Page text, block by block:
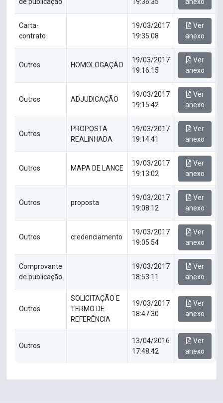
Carta-
contrato
19/03/2017
19:35:08
Ver
anexo
Outros HOMOLOGAÇÃO
19/03/2017
19:16:15
Ver
anexo
Outros ADJUDICAÇÃO
19/03/2017
19:15:42
Ver
anexo
Outros
PROPOSTA
REALINHADA
19/03/2017
19:14:41
Ver
anexo
Outros MAPA DE LANCE
19/03/2017
19:13:02
Ver
anexo
Outros proposta
19/03/2017
19:08:12
Ver
anexo
Outros credenciamento
19/03/2017
19:05:54
Ver
anexo
Comprovante
de publicação
19/03/2017
18:53:11
Ver
anexo
Outros
SOLICITAÇÃO E
TERMO DE
REFERÊNCIA
19/03/2017
18:47:30
Ver
anexo
Outros
13/04/2016
17:48:42
Ver
anexo